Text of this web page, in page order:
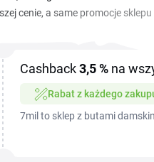
cenie, a same promocje
Cashback3,5 % na
Rabat z każdego
7mil to sklep z butami